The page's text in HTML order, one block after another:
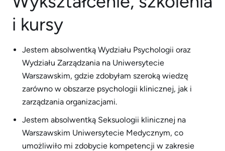
i kursy
Jestem absolwentką Wydziału Psychologii oraz
Wydziału Zarządzania na Uniwersytecie
Warszawskim, gdzie zdobyłam szeroką wiedzę
zarówno w obszarze psychologii klinicznej, jak i
zarządzania organizacjami.
Jestem absolwentką Seksuologii klinicznej na
Warszawskim Uniwersytecie Medycznym, co
umożliwiło mi zdobycie kompetencji w zakresie